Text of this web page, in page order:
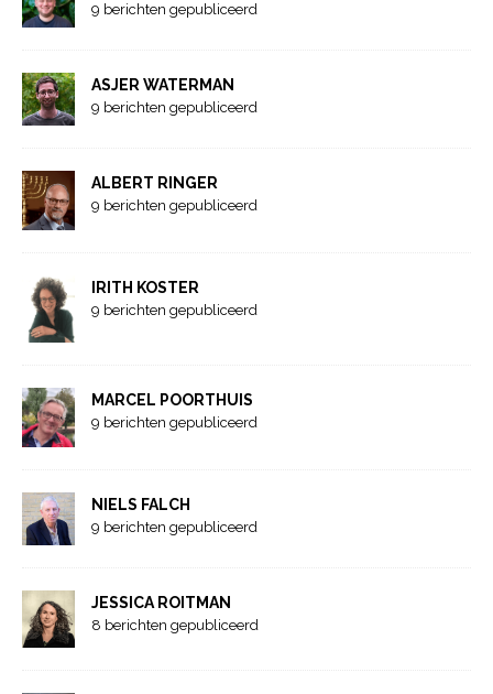
9 berichten gepubliceerd
ASJER WATERMAN
9 berichten gepubliceerd
ALBERT RINGER
9 berichten gepubliceerd
IRITH KOSTER
9 berichten gepubliceerd
MARCEL POORTHUIS
9 berichten gepubliceerd
NIELS FALCH
9 berichten gepubliceerd
JESSICA ROITMAN
8 berichten gepubliceerd